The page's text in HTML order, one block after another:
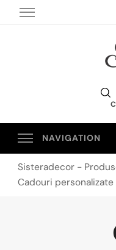
Sisteradecor -
Cadouri personalizate